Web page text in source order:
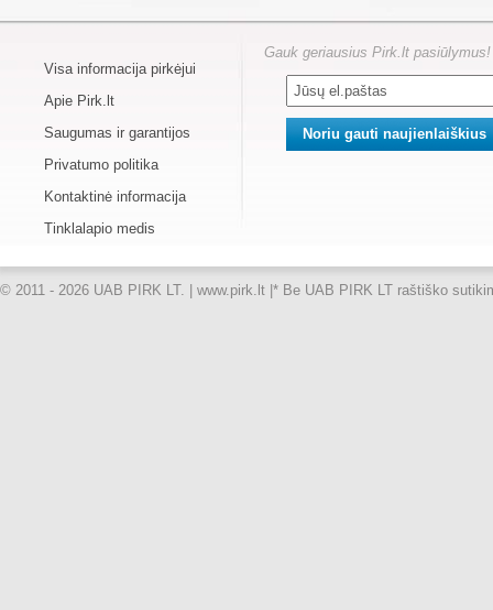
Visa informacija pirkėjui
Apie Pirk.lt
Saugumas ir garantijos
Privatumo politika
Kontaktinė informacija
Tinklalapio medis
Gauk geriausius Pirk.lt pasiūlymus!
© 2011 - 2026 UAB PIRK LT. | www.pirk.lt | * Be UAB PIRK LT raštiško